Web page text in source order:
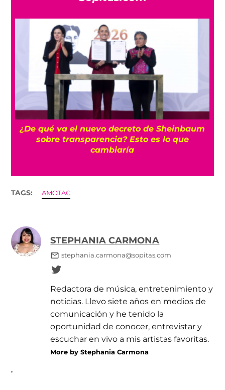
¿De qué va el nuevo decreto de Sheinbaum
sobre transparencia? Esto es lo que
cambiaría
TAGS: AMOTAC
STEPHANIA CARMONA
stephania.carmona@sopitas.com
Redactora de música, entretenimiento y
noticias. Llevo siete años en medios de
comunicación y he tenido la
oportunidad de conocer, entrevistar y
escuchar en vivo a mis artistas favoritas.
More by Stephania Carmona